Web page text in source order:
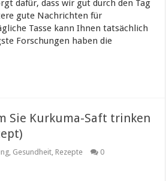
dafür, dass wir gut durch den Tag
gute Nachrichten für
Tasse kann Ihnen tatsächlich
Forschungen haben die
Sie Kurkuma-Saft trinken
, Gesundheit, Rezepte 0